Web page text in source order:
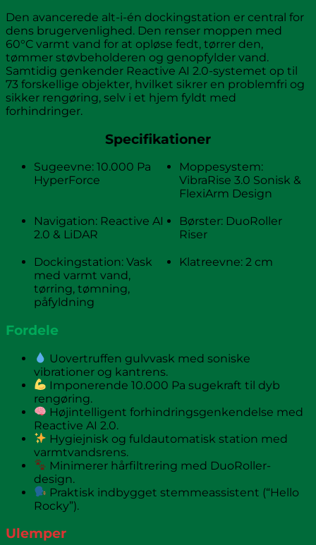
Den avancerede alt-i-én dockingstation er central for
dens brugervenlighed. Den renser moppen med
60°C varmt vand for at opløse fedt, tørrer den,
tømmer støvbeholderen og genopfylder vand.
Samtidig genkender Reactive AI 2.0-systemet op til
73 forskellige objekter, hvilket sikrer en problemfri og
sikker rengøring, selv i et hjem fyldt med
forhindringer.
Specifikationer
Sugeevne: 10.000 Pa
HyperForce
Moppesystem:
VibraRise 3.0 Sonisk &
FlexiArm Design
Navigation: Reactive AI
2.0 & LiDAR
Børster: DuoRoller
Riser
Dockingstation: Vask
med varmt vand,
tørring, tømning,
påfyldning
Klatreevne: 2 cm
Fordele
Uovertruffen gulvvask med soniske
vibrationer og kantrens.
Imponerende 10.000 Pa sugekraft til dyb
rengøring.
Højintelligent forhindringsgenkendelse med
Reactive AI 2.0.
Hygiejnisk og fuldautomatisk station med
varmtvandsrens.
Minimerer hårfiltrering med DuoRoller-
design.
Praktisk indbygget stemmeassistent (“Hello
Rocky”).
Ulemper